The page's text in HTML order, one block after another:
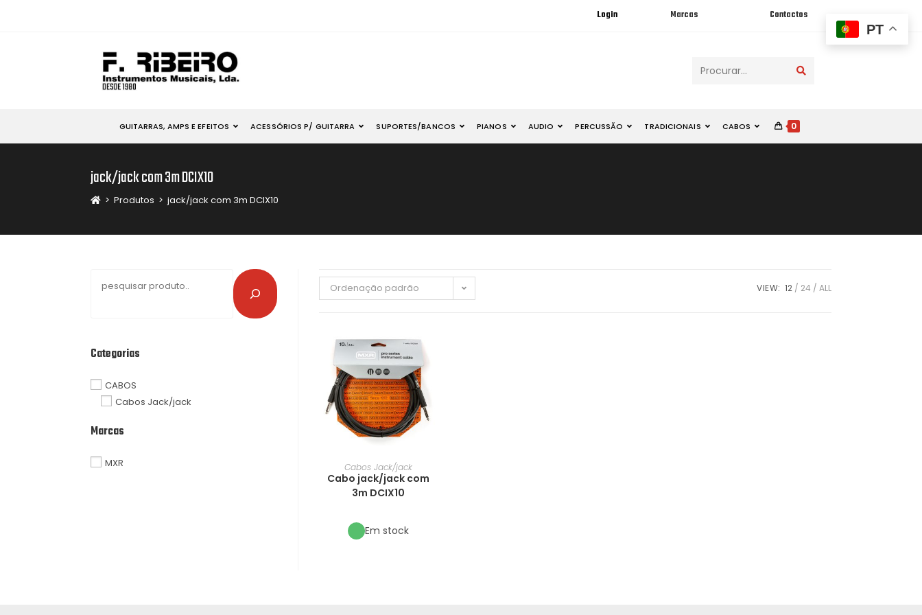
Login Marcas Contactos
Procurar...
GUITARRAS, AMPS E EFEITOS ACESSÓRIOS P/ GUITARRA SUPORTES/BANCOS PIANOS AUDIO PERCUSSÃO TRADICIONAIS CABOS 0
jack/jack com 3m DCIX10
> Produtos > jack/jack com 3m DCIX10
Ordenação padrão VIEW: 12 24 ALL
Cabos Jack/jack
Cabo jack/jack com
3m DCIX10
Em stock
Categorias
CABOS
Cabos Jack/jack
Marcas
MXR
PT